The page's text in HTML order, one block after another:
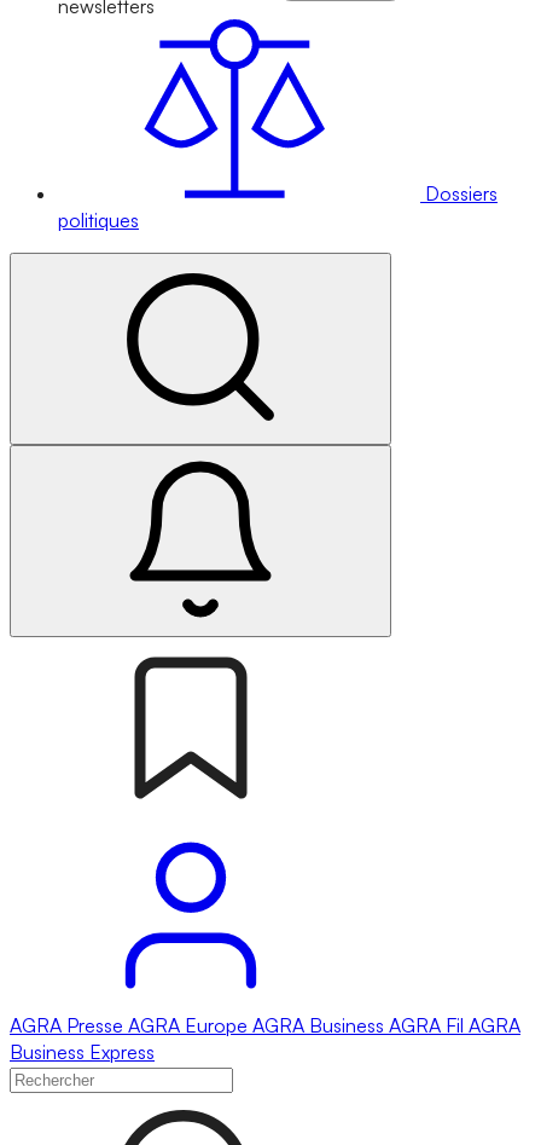
newsletters
Dossiers
politiques
AGRA Presse AGRA Europe AGRA Business AGRA Fil AGRA
Business Express